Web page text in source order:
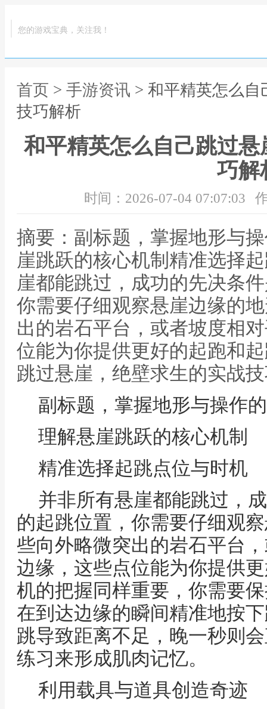
您的游戏宝典，关注我！
首页 > 手游资讯 > 和平精英怎么
技巧解析
和平精英怎么自己跳过
巧解
时间：2026-07-04 07:07:03
摘要：副标题，掌握地形与
崖跳跃的核心机制精准选择
崖都能跳过，成功的先决条
你需要仔细观察悬崖边缘的
出的岩石平台，或者坡度相
位能为你提供更好的起跑和
跳过悬崖，绝壁求生的实战
副标题，掌握地形与操作
理解悬崖跳跃的核心机制
精准选择起跳点位与时机
并非所有悬崖都能跳过，
的起跳位置，你需要仔细观
些向外略微突出的岩石平台
边缘，这些点位能为你提供
机的把握同样重要，你需要
在到达边缘的瞬间精准地按
跳导致距离不足，晚一秒则
练习来形成肌肉记忆。
利用载具与道具创造奇迹